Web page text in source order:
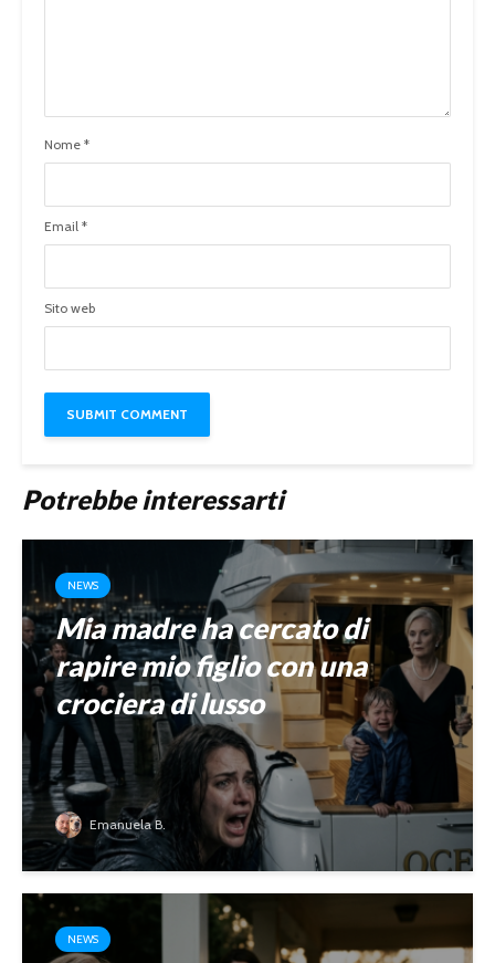
Nome *
Email *
Sito web
Potrebbe interessarti
NEWS
Mia madre ha cercato di
rapire mio figlio con una
crociera di lusso
Emanuela B.
NEWS